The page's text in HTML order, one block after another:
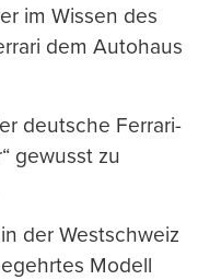
im Wissen des
dem Autohaus
deutsche Ferrari-
gewusst zu
der Westschweiz
Modell